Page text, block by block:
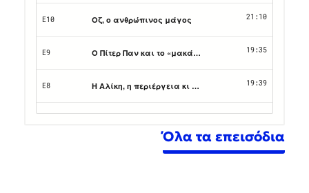
Όλα τα επεισόδια